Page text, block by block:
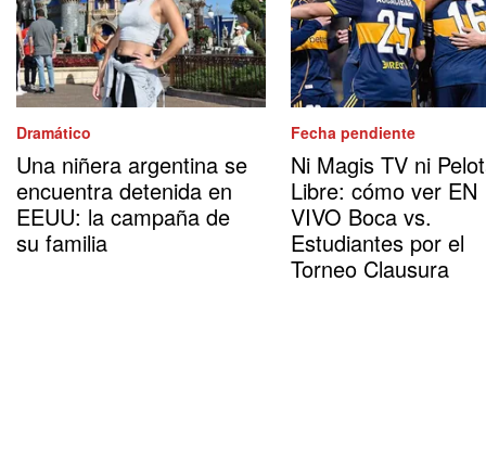
Dramático
Una niñera argentina se
encuentra detenida en
EEUU: la campaña de
su familia
Fecha pendiente
Ni Magis TV ni
Libre: cómo ver EN
VIVO Boca vs.
Estudiantes por el
Torneo Clausura